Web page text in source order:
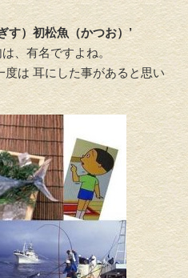
す）初松魚（かつお）’
、有名ですよね。
は 耳にした事があると思い